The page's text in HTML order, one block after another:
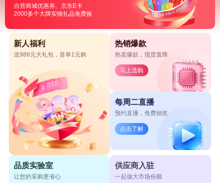
自营商城优惠券、京东E卡
2000多个大牌实物礼品免费换
新人福利
送988元大礼包，首单1元购
热销爆款
热卖爆款，现货直降
马上选购
每周二直播
预约直播，免费抽奖
点击了解
品质实验室
让您的采购更省心
供应商入驻
一起做大市场份额